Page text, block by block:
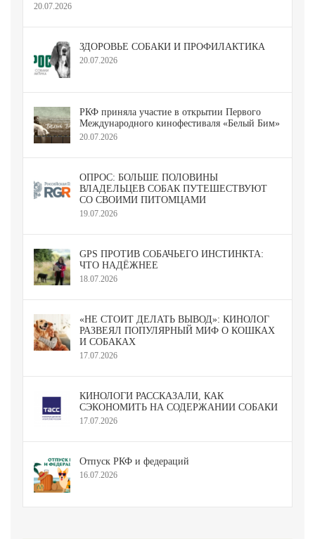
20.07.2026
ЗДОРОВЬЕ СОБАКИ И ПРОФИЛАКТИКА
20.07.2026
РКФ приняла участие в открытии Первого
Международного кинофестиваля «Белый Бим»
20.07.2026
ОПРОС: БОЛЬШЕ ПОЛОВИНЫ
ВЛАДЕЛЬЦЕВ СОБАК ПУТЕШЕСТВУЮТ
СО СВОИМИ ПИТОМЦАМИ
19.07.2026
GPS ПРОТИВ СОБАЧЬЕГО ИНСТИНКТА:
ЧТО НАДЁЖНЕЕ
18.07.2026
«НЕ СТОИТ ДЕЛАТЬ ВЫВОД»: КИНОЛОГ
РАЗВЕЯЛ ПОПУЛЯРНЫЙ МИФ О КОШКАХ
И СОБАКАХ
17.07.2026
КИНОЛОГИ РАССКАЗАЛИ, КАК
СЭКОНОМИТЬ НА СОДЕРЖАНИИ СОБАКИ
17.07.2026
Отпуск РКФ и федераций
16.07.2026